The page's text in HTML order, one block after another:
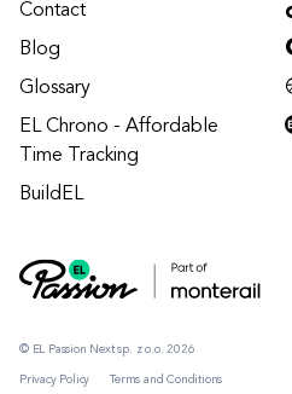
© EL Passion Next sp. z o.o. 2026
Privacy Policy Terms and Conditions
Contact
Blog
Glossary
EL Chrono - Affordable
Time Tracking
BuildEL